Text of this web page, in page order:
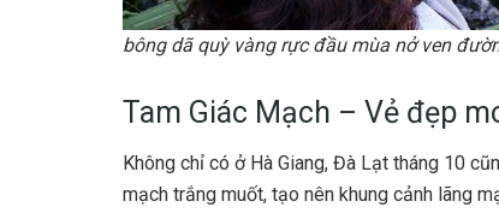
bông dã quỳ vàng rực đầu mùa nở ven
Tam Giác Mạch – Vẻ đẹp
Không chỉ có ở Hà Giang, Đà Lạt tháng 10
mạch trắng muốt, tạo nên khung cảnh lãng